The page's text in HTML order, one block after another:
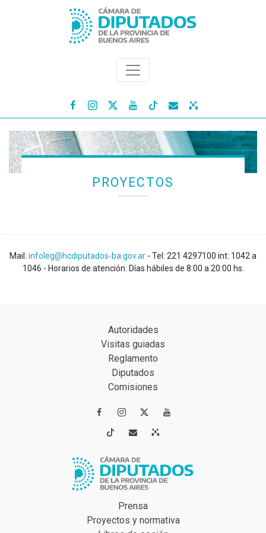
   
PROYECTOS
Mail: infoleg@hcdiputados-ba.gov.ar - Tel: 221 4297100 int: 1042 a
1046 - Horarios de atención: Días hábiles de 8:00 a 20:00 hs.
Autoridades
Visitas guiadas
Reglamento
Diputados
Comisiones
 
 
Prensa
Proyectos y normativa